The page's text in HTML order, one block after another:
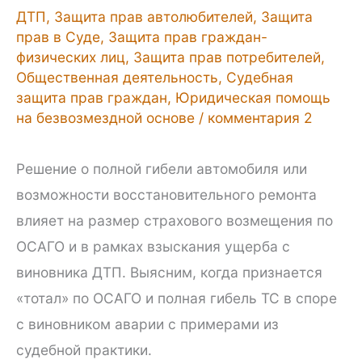
ДТП, Защита прав автолюбителей, Защита
прав в Суде, Защита прав граждан-
физических лиц, Защита прав потребителей,
Общественная деятельность, Судебная
защита прав граждан, Юридическая помощь
на безвозмездной основе / комментария 2
Решение о полной гибели автомобиля или
возможности восстановительного ремонта
влияет на размер страхового возмещения по
ОСАГО и в рамках взыскания ущерба с
виновника ДТП. Выясним, когда признается
«тотал» по ОСАГО и полная гибель ТС в споре
с виновником аварии с примерами из
судебной практики.